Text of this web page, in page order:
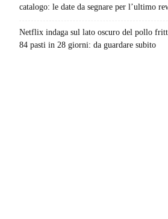
catalogo: le date da segnare per l’ultimo
Netflix indaga sul lato oscuro del pollo
84 pasti in 28 giorni: da guardare subito